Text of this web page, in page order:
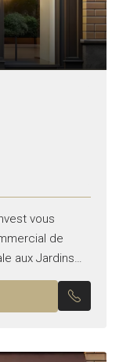
vous
de
aux Jardins
: 6m